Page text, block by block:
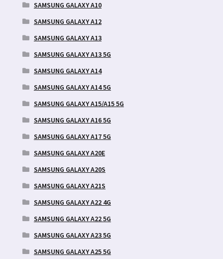
SAMSUNG GALAXY A10
SAMSUNG GALAXY A12
SAMSUNG GALAXY A13
SAMSUNG GALAXY A13 5G
SAMSUNG GALAXY A14
SAMSUNG GALAXY A14 5G
SAMSUNG GALAXY A15/A15 5G
SAMSUNG GALAXY A16 5G
SAMSUNG GALAXY A17 5G
SAMSUNG GALAXY A20E
SAMSUNG GALAXY A20S
SAMSUNG GALAXY A21S
SAMSUNG GALAXY A22 4G
SAMSUNG GALAXY A22 5G
SAMSUNG GALAXY A23 5G
SAMSUNG GALAXY A25 5G